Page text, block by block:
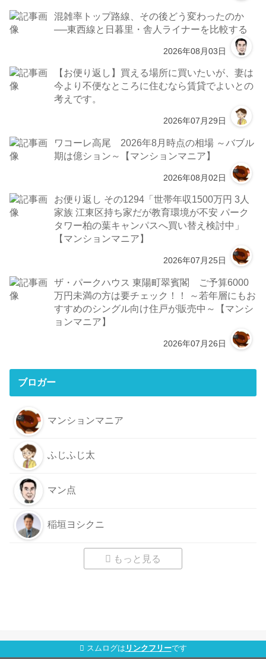
混雑率トップ路線、その後どう変わったのか
──東西線と日暮里・舎人ライナーを比較する
2026年08月03日
【お便り返し】買える場所に買いたいが、妻は
今より不便なところに住むなら賃貸でよいとの
考えです。
2026年07月29日
ワコーレ高尾 2026年8月時点の相場 ～バブル
期は億ション～【マンションマニア】
2026年08月02日
お便り返し その1294「世帯年収1500万円 3人
家族 江東区持ち家だが教育環境が不安 パーク
タワー柏の葉キャンパスへ買い替え検討中」
【マンションマニア】
2026年07月25日
ザ・パークハウス 東陽町翠賓閣 ご予算6000
万円未満の方は要チェック！！ ～若年層にもお
すすめのシングル向け住戸が販売中～【マンシ
ョンマニア】
2026年07月26日
ブロガー
マンションマニア
ふじふじ太
マン点
稲垣ヨシクニ
もっと見る
スムログは リンクフリーです